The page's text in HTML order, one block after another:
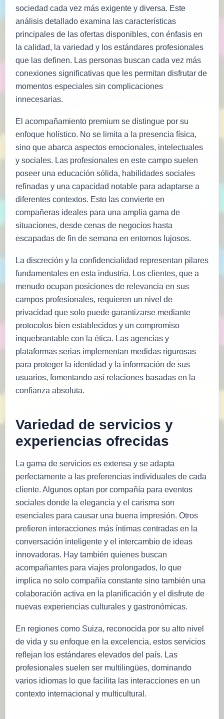
sociedad cada vez más exigente y diversa. Este
análisis detallado examina las características
principales de las ofertas disponibles, con énfasis en
la calidad, la variedad y los estándares profesionales
que las definen. Las personas buscan cada vez más
conexiones significativas que les permitan disfrutar de
momentos especiales sin complicaciones
innecesarias.
El acompañamiento premium se distingue por su
enfoque holístico. No se limita a la presencia física,
sino que abarca aspectos emocionales, intelectuales
y sociales. Las profesionales en este campo suelen
poseer una educación sólida, habilidades sociales
refinadas y una capacidad notable para adaptarse a
diferentes contextos. Esto las convierte en
compañeras ideales para una amplia gama de
situaciones, desde cenas de negocios hasta
escapadas de fin de semana en entornos lujosos.
La discreción y la confidencialidad representan pilares
fundamentales en esta industria. Los clientes, que a
menudo ocupan posiciones de relevancia en sus
campos profesionales, requieren un nivel de
privacidad que solo puede garantizarse mediante
protocolos bien establecidos y un compromiso
inquebrantable con la ética. Las agencias y
plataformas serias implementan medidas rigurosas
para proteger la identidad y la información de sus
usuarios, fomentando así relaciones basadas en la
confianza absoluta.
Variedad de servicios y
experiencias ofrecidas
La gama de servicios es extensa y se adapta
perfectamente a las preferencias individuales de cada
cliente. Algunos optan por compañía para eventos
sociales donde la elegancia y el carisma son
esenciales para causar una buena impresión. Otros
prefieren interacciones más íntimas centradas en la
conversación inteligente y el intercambio de ideas
innovadoras. Hay también quienes buscan
acompañantes para viajes prolongados, lo que
implica no solo compañía constante sino también una
colaboración activa en la planificación y el disfrute de
nuevas experiencias culturales y gastronómicas.
En regiones como Suiza, reconocida por su alto nivel
de vida y su enfoque en la excelencia, estos servicios
reflejan los estándares elevados del país. Las
profesionales suelen ser multilingües, dominando
varios idiomas lo que facilita las interacciones en un
contexto internacional y multicultural.